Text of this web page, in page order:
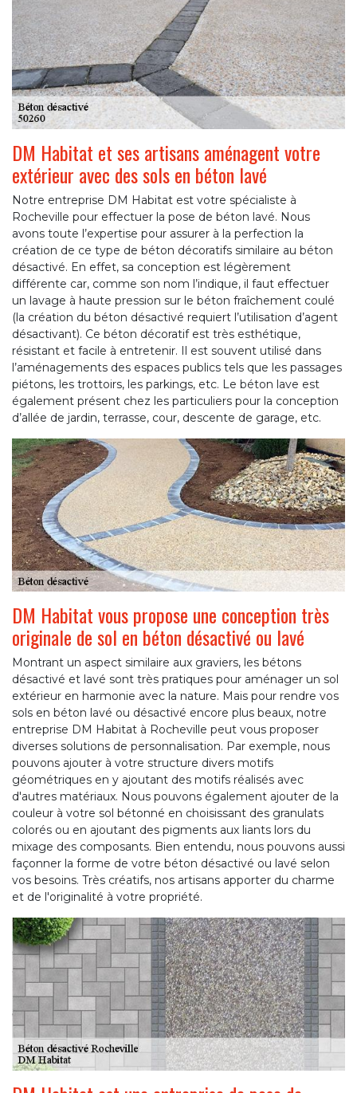
DM Habitat et ses artisans aménagent votre
extérieur avec des sols en béton lavé
Notre entreprise DM Habitat est votre spécialiste à
Rocheville pour effectuer la pose de béton lavé. Nous
avons toute l’expertise pour assurer à la perfection la
création de ce type de béton décoratifs similaire au béton
désactivé. En effet, sa conception est légèrement
différente car, comme son nom l’indique, il faut effectuer
un lavage à haute pression sur le béton fraîchement coulé
(la création du béton désactivé requiert l’utilisation d’agent
désactivant). Ce béton décoratif est très esthétique,
résistant et facile à entretenir. Il est souvent utilisé dans
l’aménagements des espaces publics tels que les passages
piétons, les trottoirs, les parkings, etc. Le béton lave est
également présent chez les particuliers pour la conception
d’allée de jardin, terrasse, cour, descente de garage, etc.
DM Habitat vous propose une conception très
originale de sol en béton désactivé ou lavé
Montrant un aspect similaire aux graviers, les bétons
désactivé et lavé sont très pratiques pour aménager un sol
extérieur en harmonie avec la nature. Mais pour rendre vos
sols en béton lavé ou désactivé encore plus beaux, notre
entreprise DM Habitat à Rocheville peut vous proposer
diverses solutions de personnalisation. Par exemple, nous
pouvons ajouter à votre structure divers motifs
géométriques en y ajoutant des motifs réalisés avec
d'autres matériaux. Nous pouvons également ajouter de la
couleur à votre sol bétonné en choisissant des granulats
colorés ou en ajoutant des pigments aux liants lors du
mixage des composants. Bien entendu, nous pouvons aussi
façonner la forme de votre béton désactivé ou lavé selon
vos besoins. Très créatifs, nos artisans apporter du charme
et de l'originalité à votre propriété.